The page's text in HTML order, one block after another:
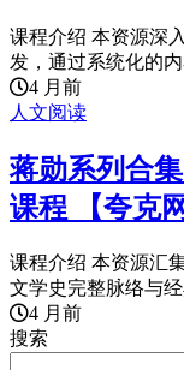
课程介绍 本资源深
发，通过系统化的
4 月前
人文阅读
蒋勋系列合
课程 【夸克
课程介绍 本资源汇
文学史完整脉络与
4 月前
搜索